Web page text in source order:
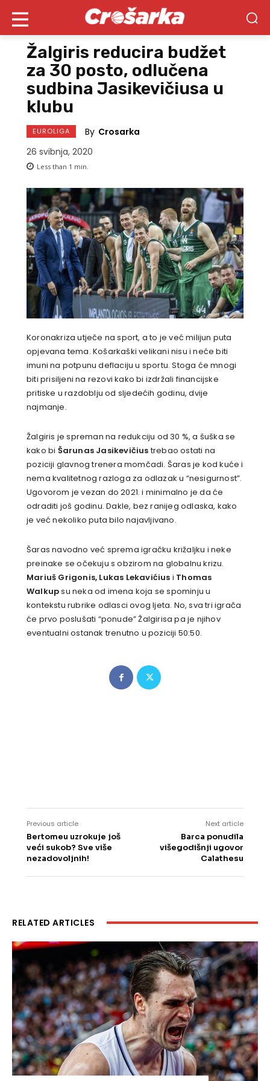
Žalgiris reducira budžet
za 30 posto, odlučena
sudbina Jasikevičiusa u
klubu
EUROLIGA By Crosarka
26 svibnja, 2020
Less than 1 min.
Koronakriza utječe na sport, a to je već milijun puta
opjevana tema. Košarkaški velikani nisu i neće biti
imuni na potpunu deflaciju u sportu. Stoga će mnogi
biti prisiljeni na rezovi kako bi izdržali financijske
pritiske u razdoblju od sljedećih godinu, dvije
najmanje.
Žalgiris je spreman na redukciju od 30 %, a šuška se
kako bi Šarunas Jasikevičiustrebao ostati na
poziciji glavnog trenera momčadi. Šaras je kod kuće i
nema kvalitetnog razloga za odlazak u “nesigurnost”.
Ugovorom je vezan do 2021. i minimalno je da će
odraditi još godinu. Dakle, bez ranijeg odlaska, kako
je već nekoliko puta bilo najavljivano.
Šaras navodno već sprema igračku križaljku i neke
preinake se očekuju s obzirom na globalnu krizu.
Mariuš Grigonis, Lukas Lekavićius i Thomas
Walkupsu neka od imena koja se spominju u
kontekstu rubrike odlasci ovog ljeta. No, sva tri igrača
će prvo poslušati “ponude” Žalgirisa pa je njihov
eventualni ostanak trenutno u poziciji 50:50.
Previous article
Bertomeu uzrokuje još
veći sukob? Sve više
nezadovoljnih!
Next article
Barca ponudila
višegodišnji ugovor
Calathesu
RELATED ARTICLES